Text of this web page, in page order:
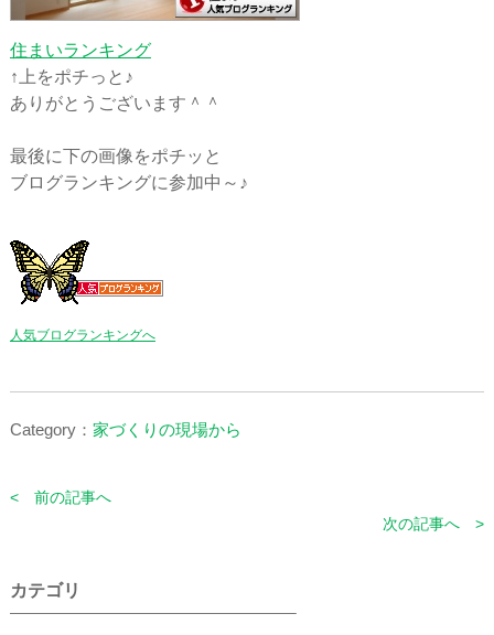
住まいランキング
↑上をポチっと♪
ありがとうございます＾＾
最後に下の画像をポチッと
ブログランキングに参加中～♪
人気ブログランキングへ
Category： 家づくりの現場から
< 前の記事へ
次の記事へ >
カテゴリ